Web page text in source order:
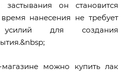
застывания он становится
нанесения не требует
усилий для создания
можно купить лак